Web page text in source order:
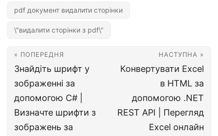
pdf документ видалити сторінки
\"видалити сторінки з pdf\"
« ПОПЕРЕДНЯ
Знайдіть шрифт у
зображенні за
допомогою C# |
Визначте шрифти з
зображень за
НАСТУПНА »
Конвертувати Excel
в HTML за
допомогою .NET
REST API | Перегляд
Excel онлайн